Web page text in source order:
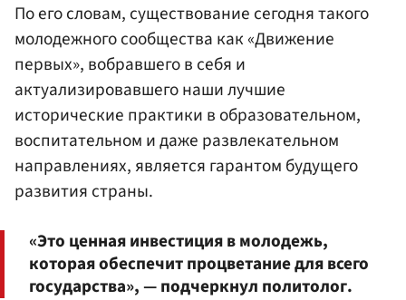
По его словам, существование сегодня такого
молодежного сообщества как «Движение
первых», вобравшего в себя и
актуализировавшего наши лучшие
исторические практики в образовательном,
воспитательном и даже развлекательном
направлениях, является гарантом будущего
развития страны.
«Это ценная инвестиция в молодежь,
которая обеспечит процветание для всего
государства», — подчеркнул политолог.